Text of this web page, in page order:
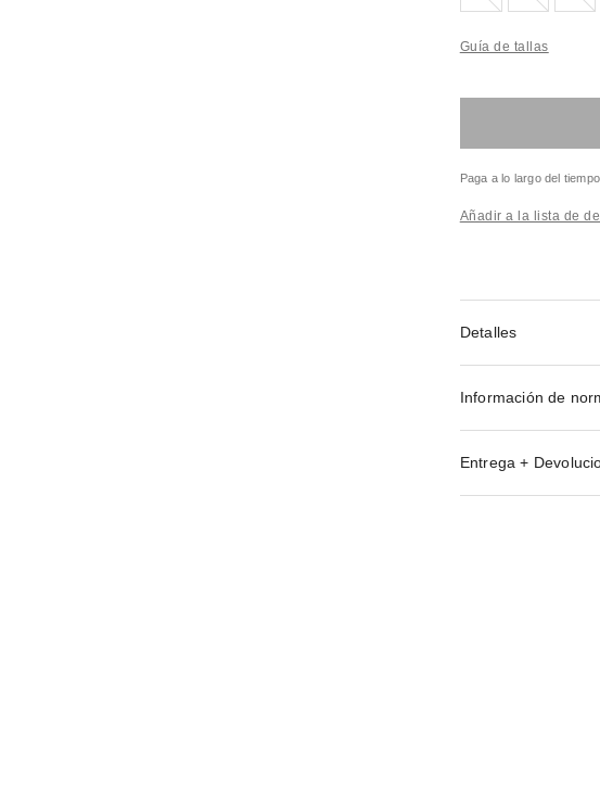
Guía de tallas
Paga a lo largo del
Añadir a la lista de
Detalles
Información de
Entrega +